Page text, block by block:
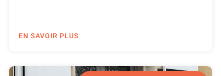
EN SAVOIR PLUS